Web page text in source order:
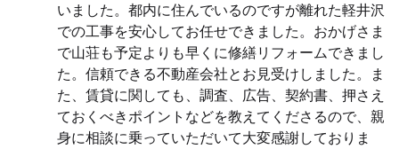
いました。都内に住んでいるのですが離れた軽井沢
での工事を安心してお任せできました。おかげさま
で山荘も予定よりも早くに修繕リフォームできまし
た。信頼できる不動産会社とお見受けしました。ま
た、賃貸に関しても、調査、広告、契約書、押さえ
ておくべきポイントなどを教えてくださるので、親
身に相談に乗っていただいて大変感謝しておりま